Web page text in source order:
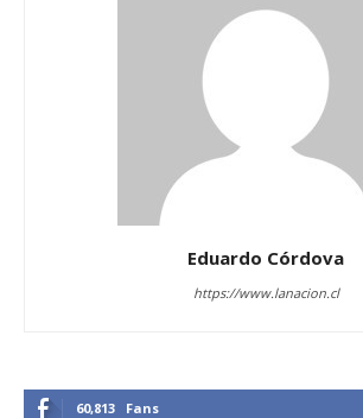
Eduardo Córdova
https://www.lanacion.cl
60,813 Fans